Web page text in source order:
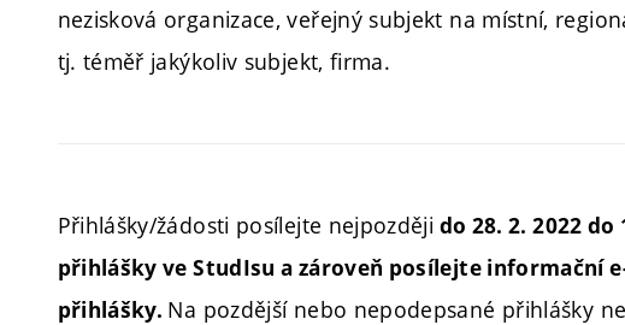
nezisková organizace, veřejný subjekt na místní,
tj. téměř jakýkoliv subjekt, firma.
Přihlášky/žádosti posílejte nejpozději do 28. 2. 2022
přihlášky ve StudIsu a zároveň posílejte informační
přihlášky. Na pozdější nebo nepodepsané přihlášky